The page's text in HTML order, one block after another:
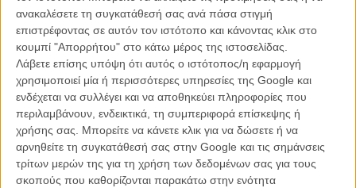
ανακαλέσετε τη συγκατάθεσή σας ανά πάσα στιγμή
επιστρέφοντας σε αυτόν τον ιστότοπο και κάνοντας κλικ στο
κουμπί "Απορρήτου" στο κάτω μέρος της ιστοσελίδας.
Λάβετε επίσης υπόψη ότι αυτός ο ιστότοπος/η εφαρμογή
χρησιμοποιεί μία ή περισσότερες υπηρεσίες της Google και
ενδέχεται να συλλέγει και να αποθηκεύει πληροφορίες που
περιλαμβάνουν, ενδεικτικά, τη συμπεριφορά επίσκεψης ή
χρήσης σας. Μπορείτε να κάνετε κλικ για να δώσετε ή να
αρνηθείτε τη συγκατάθεσή σας στην Google και τις σημάνσεις
τρίτων μερών της για τη χρήση των δεδομένων σας για τους
σκοπούς που καθορίζονται παρακάτω στην ενότητα
άσκηση, το «La Pointe Courte» ήταν μια –υπέροχα φωτογραφημένη
σε ασπρόμαυρο – πρωτοποριακή όσο και μινιμαλιστική σύζευξη
διαφορετικών ειδών και τάσεων σε μια νέα κινηματογραφική
γλώσσα. Παντρεύοντας αρμονικά την ντοκιμαντερίστικη καταγραφή
του καθημερινού αγώνα των ντόπιων για επιβίωση σε ένα φτωχικό
ψαροχώρι της Νότιας Γαλλίας με μια στυλιζαρισμένη σπουδή πάνω
στη σχέση ενός ζευγαριού που αντιμετωπίζει έναν γάμο στα
πρόθυρα της κατάρρευσης, η Βαρντά έδωσε το πρώτο δείγμα ενός
βαθιά ανθρώπινου, προσωπικού και κοινωνικά ευαίσθητου σινεμά
που ωστόσο ποτέ δεν περιορίστηκε σε ταμπέλες και βαρύγδουπες
δηλώσεις.